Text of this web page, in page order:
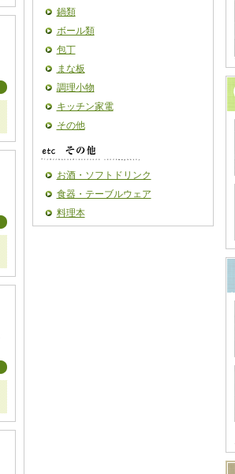
鍋類
ボール類
包丁
まな板
調理小物
キッチン家電
その他
お酒・ソフトドリンク
食器・テーブルウェア
料理本